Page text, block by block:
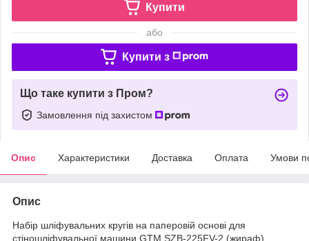
Купити
або
Купити з
Що таке купити з Пром?
Замовлення під захистом
Опис Характеристики Доставка Оплата Умови
Опис
Набір шліфувальних кругів на паперовій основі для
стіношліфувальної машини GTM SZB-225FV-2 (жираф).